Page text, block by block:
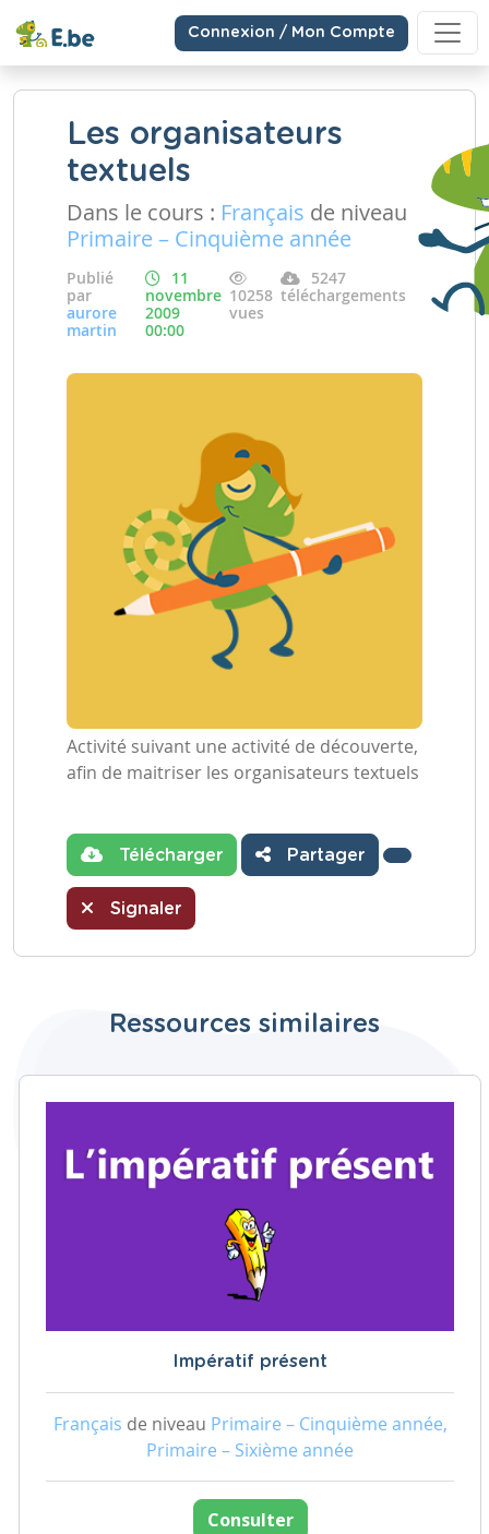
Connexion / Mon Compte
Les organisateurs
textuels
Dans le cours : Français de niveau
Primaire – Cinquième année
Publié
par
aurore
martin
11
novembre
2009
00:00
10258
vues
5247
téléchargements
Activité suivant une activité de découverte,
afin de maitriser les organisateurs textuels
Télécharger Partager
Signaler
Ressources similaires
Impératif présent
Français de niveau Primaire – Cinquième année,
Primaire – Sixième année
Consulter